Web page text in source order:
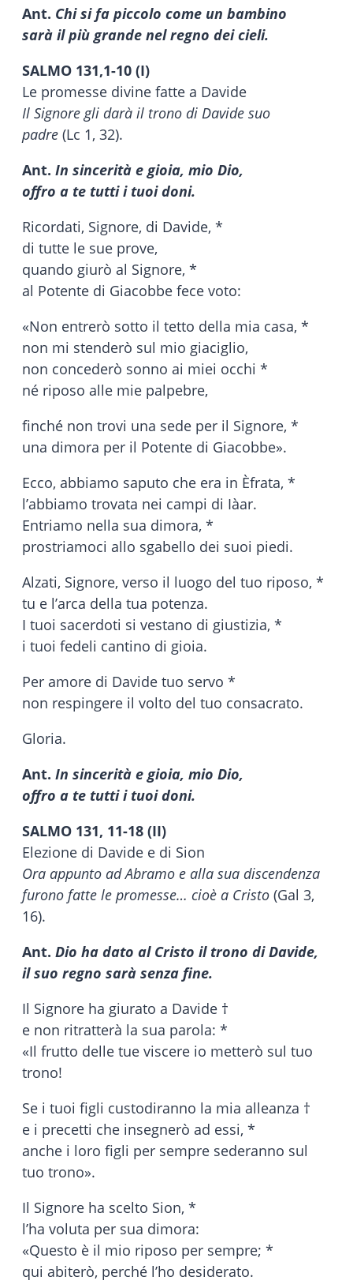
Ant. Chi si fa piccolo come un bambino
sarà il più grande nel regno dei cieli.
SALMO 131,1-10 (I)
Le promesse divine fatte a Davide
Il Signore gli darà il trono di Davide suo
padre (Lc 1, 32).
Ant. In sincerità e gioia, mio Dio,
offro a te tutti i tuoi doni.
Ricordati, Signore, di Davide, *
di tutte le sue prove,
quando giurò al Signore, *
al Potente di Giacobbe fece voto:
«Non entrerò sotto il tetto della mia casa, *
non mi stenderò sul mio giaciglio,
non concederò sonno ai miei occhi *
né riposo alle mie palpebre,
finché non trovi una sede per il Signore, *
una dimora per il Potente di Giacobbe».
Ecco, abbiamo saputo che era in Èfrata, *
l’abbiamo trovata nei campi di Iàar.
Entriamo nella sua dimora, *
prostriamoci allo sgabello dei suoi piedi.
Alzati, Signore, verso il luogo del tuo riposo, *
tu e l’arca della tua potenza.
I tuoi sacerdoti si vestano di giustizia, *
i tuoi fedeli cantino di gioia.
Per amore di Davide tuo servo *
non respingere il volto del tuo consacrato.
Gloria.
Ant. In sincerità e gioia, mio Dio,
offro a te tutti i tuoi doni.
SALMO 131, 11-18 (II)
Elezione di Davide e di Sion
Ora appunto ad Abramo e alla sua discendenza
furono fatte le promesse… cioè a Cristo (Gal 3,
16).
Ant. Dio ha dato al Cristo il trono di Davide,
il suo regno sarà senza fine.
Il Signore ha giurato a Davide †
e non ritratterà la sua parola: *
«Il frutto delle tue viscere io metterò sul tuo
trono!
Se i tuoi figli custodiranno la mia alleanza †
e i precetti che insegnerò ad essi, *
anche i loro figli per sempre sederanno sul
tuo trono».
Il Signore ha scelto Sion, *
l’ha voluta per sua dimora:
«Questo è il mio riposo per sempre; *
qui abiterò, perché l’ho desiderato.